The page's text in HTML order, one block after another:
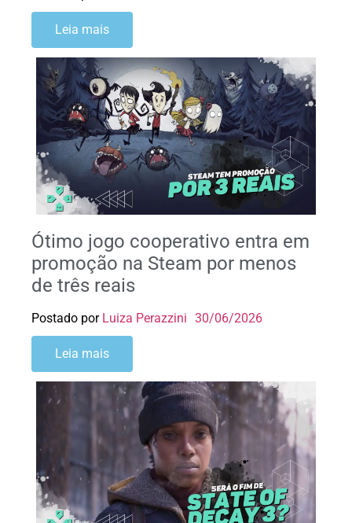
Leia mais
Ótimo jogo cooperativo entra em
promoção na Steam por menos
de três reais
Postado por Luiza Perazzini 30/06/2026
Leia mais